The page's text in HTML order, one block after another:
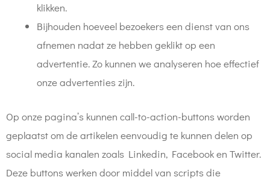
klikken.
Bijhouden hoeveel bezoekers een dienst van ons
afnemen nadat ze hebben geklikt op een
advertentie. Zo kunnen we analyseren hoe effectief
onze advertenties zijn.
Op onze pagina’s kunnen call-to-action-buttons worden
geplaatst om de artikelen eenvoudig te kunnen delen op
social media kanalen zoals Linkedin, Facebook en Twitter.
Deze buttons werken door middel van scripts die